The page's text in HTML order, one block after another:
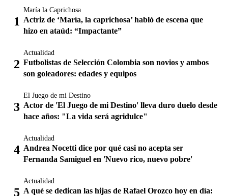
María la Caprichosa
Actriz de ‘María, la caprichosa’ habló de escena que
hizo en ataúd: “Impactante”
Actualidad
Futbolistas de Selección Colombia son novios y ambos
son goleadores: edades y equipos
El Juego de mi Destino
Actor de 'El Juego de mi Destino' lleva duro duelo desde
hace años: "La vida será agridulce"
Actualidad
Andrea Nocetti dice por qué casi no acepta ser
Fernanda Samiguel en 'Nuevo rico, nuevo pobre'
Actualidad
A qué se dedican las hijas de Rafael Orozco hoy en día: